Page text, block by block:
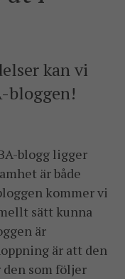
civil personal
som
har fått sitt
kan vi
bloggen!
blogg ligger
är både
kommer vi
sätt kunna
är
är att den
som följer